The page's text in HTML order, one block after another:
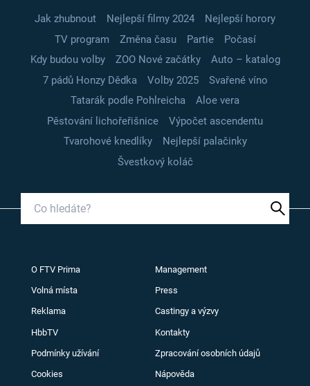
Jak zhubnout Nejlepší filmy 2024
Nejlepší horory
TV program
Změna času Partie
Počasí
Kdy budou volby
ZOO Nové začátky
Auto – katalog
7 pádů Honzy Dědka
Volby 2025
Svařené víno
Tatarák podle Pohlreicha
Aloe vera
Pěstování lichořeřišnice
Výpočet ascendentu
Tvarohové knedlíky
Nejlepší palačinky
Švestkový koláč
O FTV Prima Management
Volná místa Press
Reklama Castingy a výzvy
HbbTV Kontakty
Podmínky užívání Zpracování osobních údajů
Cookies Nápověda